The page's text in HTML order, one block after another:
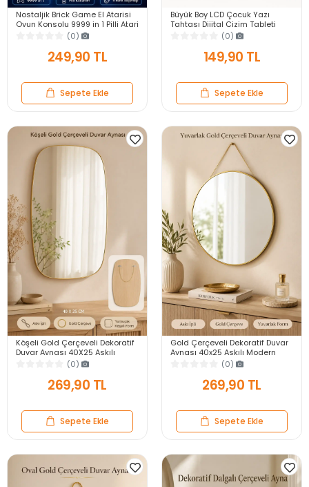
Nostaljik Brick Game El Atarisi
Oyun Konsolu 9999 in 1 Pilli Atari
Eğlenceli Çocuk Oyuncağı
(0)
249,90 TL
Sepete Ekle
Büyük Boy LCD Çocuk Yazı
Tahtası Dijital Çizim Tableti
Kalemli Silinebilir 8.5′ Oyuncak
(0)
149,90 TL
Sepete Ekle
Köşeli Gold Çerçeveli Dekoratif
Duvar Aynası 40X25 Askılı
Modern Salon Antre Banyo
Yatak Odası Ayna
(0)
269,90 TL
Sepete Ekle
Gold Çerçeveli Dekoratif Duvar
Aynası 40x25 Askılı Modern
Salon Antre Banyo Yatak Odası
(0)
269,90 TL
Sepete Ekle